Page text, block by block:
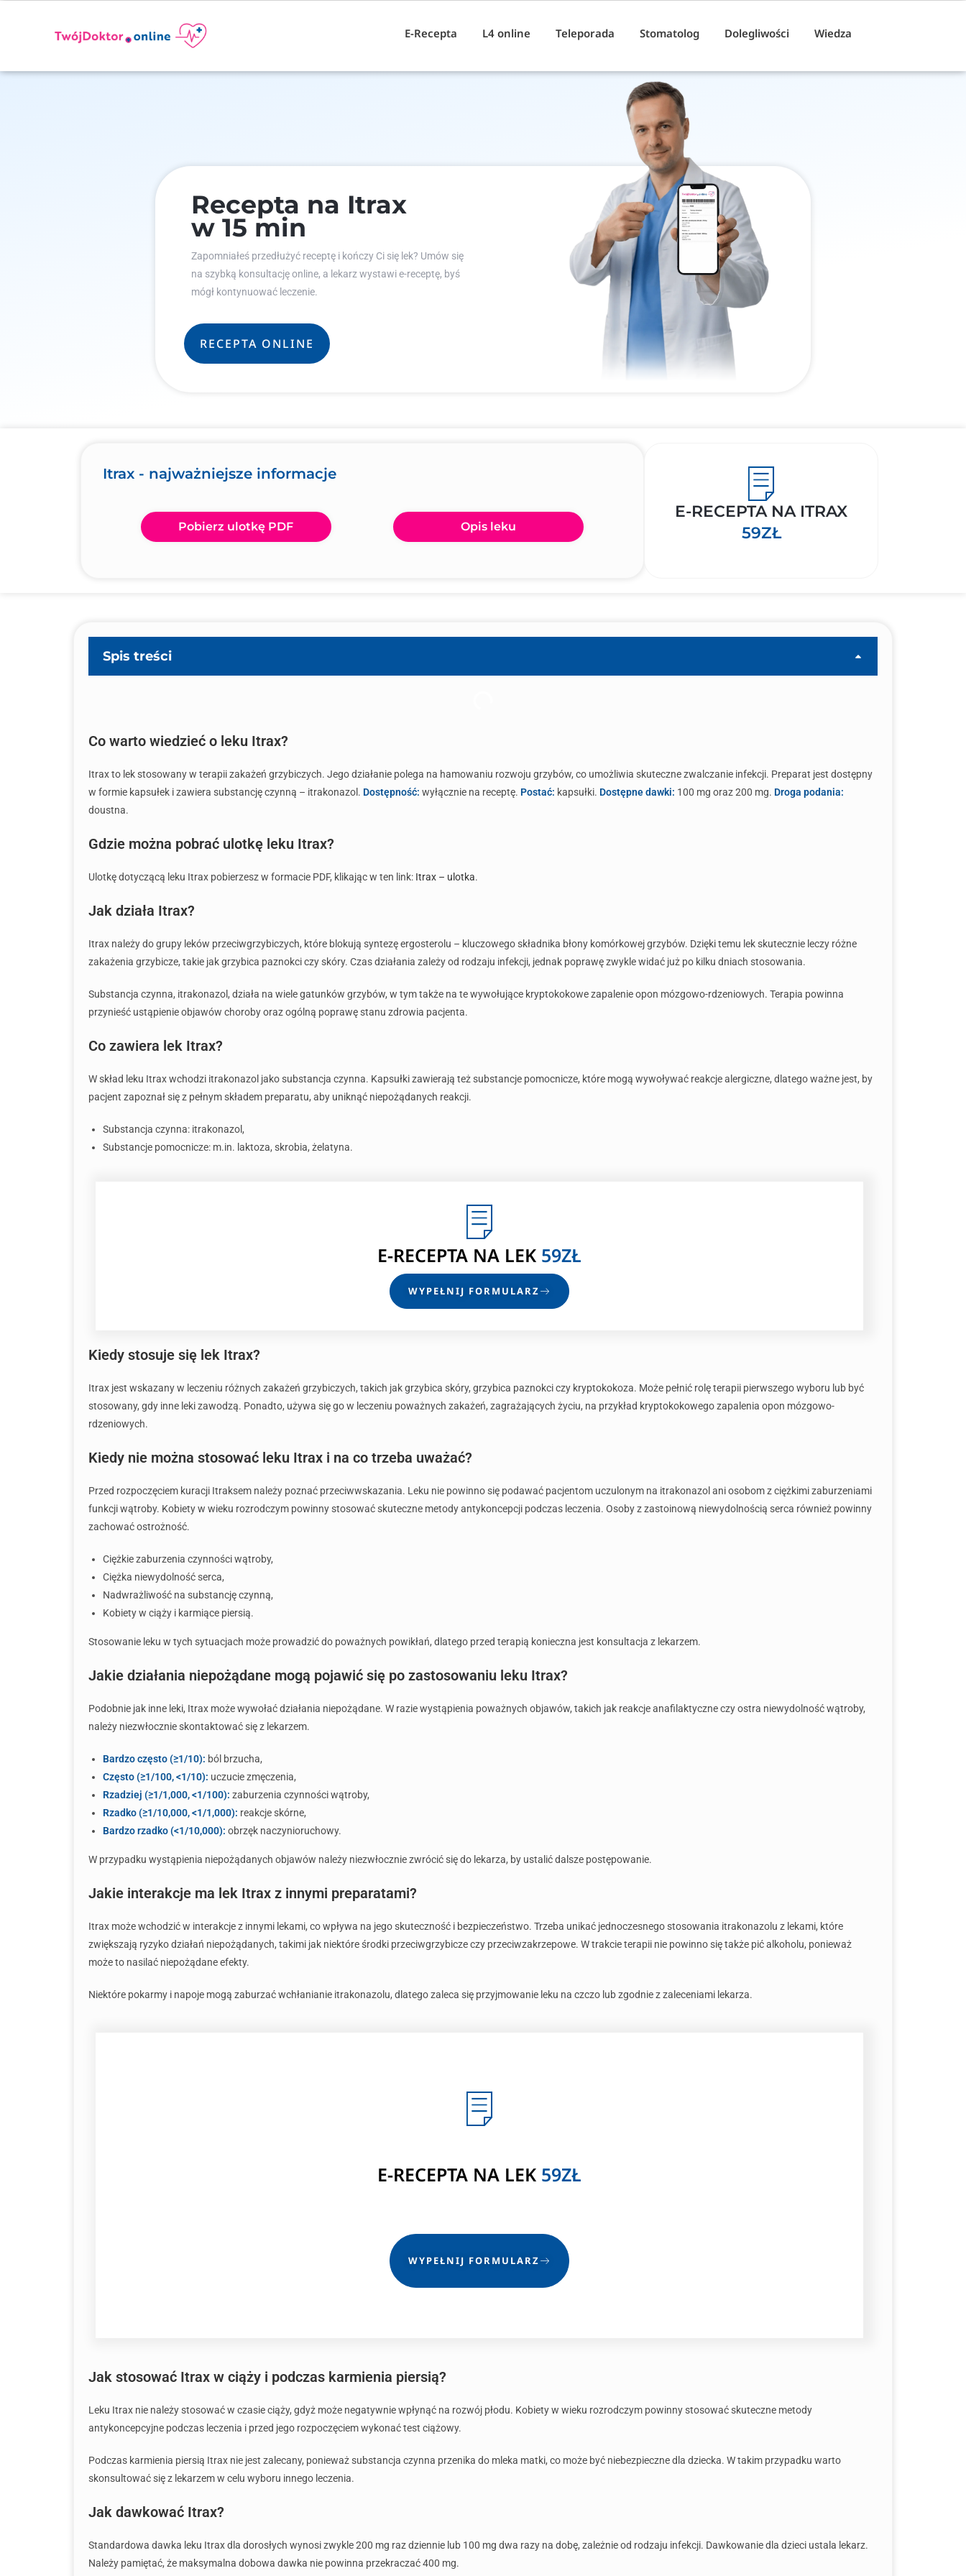
E-Recepta L4 online Teleporada Stomatolog Dolegliwości Wiedza
Recepta na Itrax
w 15 min
Zapomniałeś przedłużyć receptę i kończy Ci się lek? Umów się
na szybką konsultację online, a lekarz wystawi e-receptę, byś
mógł kontynuować leczenie.
RECEPTA ONLINE
Itrax - najważniejsze informacje
Pobierz ulotkę PDF Opis leku
E-RECEPTA NA ITRAX
59ZŁ
Spis treści
Co warto wiedzieć o leku Itrax?
Itrax to lek stosowany w terapii zakażeń grzybiczych. Jego działanie polega na hamowaniu rozwoju grzybów, co umożliwia skuteczne zwalczanie infekcji. Preparat jest dostępny
w formie kapsułek i zawiera substancję czynną – itrakonazol. Dostępność: wyłącznie na receptę. Postać: kapsułki. Dostępne dawki: 100 mg oraz 200 mg. Droga podania:
doustna.
Gdzie można pobrać ulotkę leku Itrax?
Ulotkę dotyczącą leku Itrax pobierzesz w formacie PDF, klikając w ten link: Itrax – ulotka.
Jak działa Itrax?
Itrax należy do grupy leków przeciwgrzybiczych, które blokują syntezę ergosterolu – kluczowego składnika błony komórkowej grzybów. Dzięki temu lek skutecznie leczy różne
zakażenia grzybicze, takie jak grzybica paznokci czy skóry. Czas działania zależy od rodzaju infekcji, jednak poprawę zwykle widać już po kilku dniach stosowania.
Substancja czynna, itrakonazol, działa na wiele gatunków grzybów, w tym także na te wywołujące kryptokokowe zapalenie opon mózgowo-rdzeniowych. Terapia powinna
przynieść ustąpienie objawów choroby oraz ogólną poprawę stanu zdrowia pacjenta.
Co zawiera lek Itrax?
W skład leku Itrax wchodzi itrakonazol jako substancja czynna. Kapsułki zawierają też substancje pomocnicze, które mogą wywoływać reakcje alergiczne, dlatego ważne jest, by
pacjent zapoznał się z pełnym składem preparatu, aby uniknąć niepożądanych reakcji.
Substancja czynna: itrakonazol,
Substancje pomocnicze: m.in. laktoza, skrobia, żelatyna.
E-RECEPTA NA LEK 59ZŁ
WYPEŁNIJ FORMULARZ
Kiedy stosuje się lek Itrax?
Itrax jest wskazany w leczeniu różnych zakażeń grzybiczych, takich jak grzybica skóry, grzybica paznokci czy kryptokokoza. Może pełnić rolę terapii pierwszego wyboru lub być
stosowany, gdy inne leki zawodzą. Ponadto, używa się go w leczeniu poważnych zakażeń, zagrażających życiu, na przykład kryptokokowego zapalenia opon mózgowo-
rdzeniowych.
Kiedy nie można stosować leku Itrax i na co trzeba uważać?
Przed rozpoczęciem kuracji Itraksem należy poznać przeciwwskazania. Leku nie powinno się podawać pacjentom uczulonym na itrakonazol ani osobom z ciężkimi zaburzeniami
funkcji wątroby. Kobiety w wieku rozrodczym powinny stosować skuteczne metody antykoncepcji podczas leczenia. Osoby z zastoinową niewydolnością serca również powinny
zachować ostrożność.
Ciężkie zaburzenia czynności wątroby,
Ciężka niewydolność serca,
Nadwrażliwość na substancję czynną,
Kobiety w ciąży i karmiące piersią.
Stosowanie leku w tych sytuacjach może prowadzić do poważnych powikłań, dlatego przed terapią konieczna jest konsultacja z lekarzem.
Jakie działania niepożądane mogą pojawić się po zastosowaniu leku Itrax?
Podobnie jak inne leki, Itrax może wywołać działania niepożądane. W razie wystąpienia poważnych objawów, takich jak reakcje anafilaktyczne czy ostra niewydolność wątroby,
należy niezwłocznie skontaktować się z lekarzem.
Bardzo często (≥1/10): ból brzucha,
Często (≥1/100, <1/10): uczucie zmęczenia,
Rzadziej (≥1/1,000, <1/100): zaburzenia czynności wątroby,
Rzadko (≥1/10,000, <1/1,000): reakcje skórne,
Bardzo rzadko (<1/10,000): obrzęk naczynioruchowy.
W przypadku wystąpienia niepożądanych objawów należy niezwłocznie zwrócić się do lekarza, by ustalić dalsze postępowanie.
Jakie interakcje ma lek Itrax z innymi preparatami?
Itrax może wchodzić w interakcje z innymi lekami, co wpływa na jego skuteczność i bezpieczeństwo. Trzeba unikać jednoczesnego stosowania itrakonazolu z lekami, które
zwiększają ryzyko działań niepożądanych, takimi jak niektóre środki przeciwgrzybicze czy przeciwzakrzepowe. W trakcie terapii nie powinno się także pić alkoholu, ponieważ
może to nasilać niepożądane efekty.
Niektóre pokarmy i napoje mogą zaburzać wchłanianie itrakonazolu, dlatego zaleca się przyjmowanie leku na czczo lub zgodnie z zaleceniami lekarza.
E-RECEPTA NA LEK 59ZŁ
WYPEŁNIJ FORMULARZ
Jak stosować Itrax w ciąży i podczas karmienia piersią?
Leku Itrax nie należy stosować w czasie ciąży, gdyż może negatywnie wpłynąć na rozwój płodu. Kobiety w wieku rozrodczym powinny stosować skuteczne metody
antykoncepcyjne podczas leczenia i przed jego rozpoczęciem wykonać test ciążowy.
Podczas karmienia piersią Itrax nie jest zalecany, ponieważ substancja czynna przenika do mleka matki, co może być niebezpieczne dla dziecka. W takim przypadku warto
skonsultować się z lekarzem w celu wyboru innego leczenia.
Jak dawkować Itrax?
Standardowa dawka leku Itrax dla dorosłych wynosi zwykle 200 mg raz dziennie lub 100 mg dwa razy na dobę, zależnie od rodzaju infekcji. Dawkowanie dla dzieci ustala lekarz.
Należy pamiętać, że maksymalna dobowa dawka nie powinna przekraczać 400 mg.